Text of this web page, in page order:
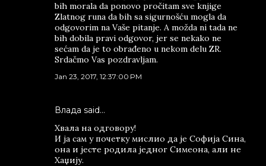
bih morala da ponovo pročitam sve knjige
Zlatnog runa da bih sa sigurnošću mogla da
odgovorim na Vaše pitanje. A možda ni tada ne
bih dobila pravi odgovor, jer se nekako ne
sećam da je to obrađeno u nekom delu ZR.
Srdačmo Vas pozdravljam.
Jan 23, 2017, 12:37:00 PM
Влада said…
Хвала на одговору!
И ја сам у почетку мислио да је Софија Сина,
она и јесте родила једног Симеона, али не
Хаџију.